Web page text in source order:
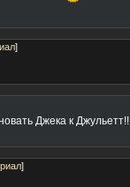
]
Джека к Джульетт!!
]